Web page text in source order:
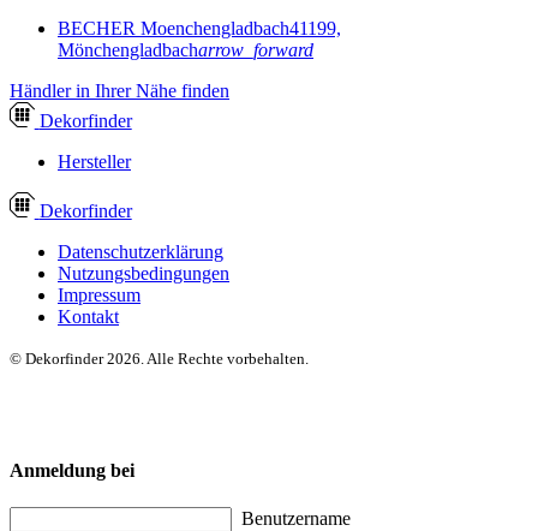
BECHER Moenchengladbach41199,
Mönchengladbacharrow_forward
Händler in Ihrer Nähe finden
Dekorfinder
Hersteller
Dekorfinder
Datenschutzerklärung
Nutzungsbedingungen
Impressum
Kontakt
© Dekorfinder 2026. Alle Rechte vorbehalten.
Anmeldung bei
Benutzername